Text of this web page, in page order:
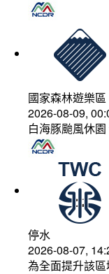
國家森林遊樂區
2026-08-09,
白海豚颱風休
停水
2026-08-07,
為全面提升該